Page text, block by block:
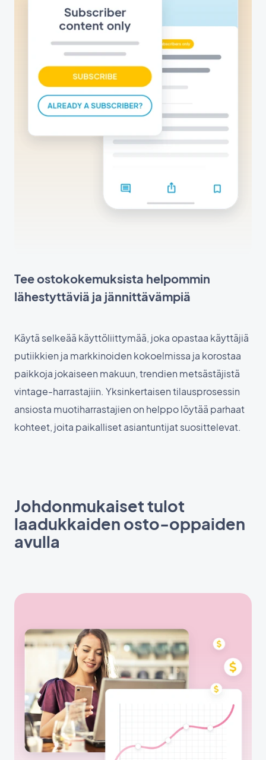
Tee ostokokemuksista helpommin
lähestyttäviä ja jännittävämpiä
Käytä selkeää käyttöliittymää, joka opastaa käyttäjiä
putiikkien ja markkinoiden kokoelmissa ja korostaa
paikkoja jokaiseen makuun, trendien metsästäjistä
vintage-harrastajiin. Yksinkertaisen tilausprosessin
ansiosta muotiharrastajien on helppo löytää parhaat
kohteet, joita paikalliset asiantuntijat suosittelevat.
Johdonmukaiset tulot
laadukkaiden osto-oppaiden
avulla